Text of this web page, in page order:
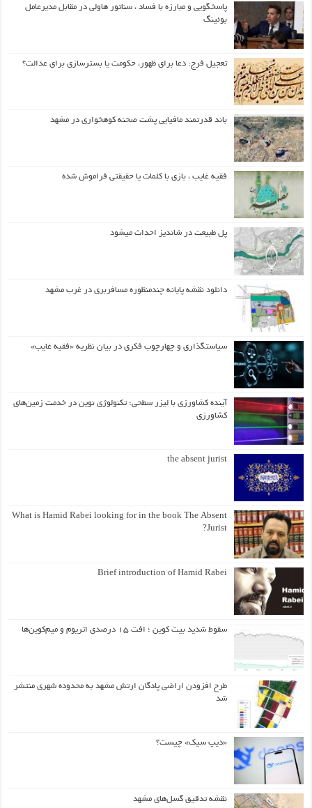
پاسخگویی و مبارزه با فساد ، سناتور هاولی در مقابل مدیرعامل
بوئینگ
تعجیل فرج: دعا برای ظهور، حکومت یا بسترسازی برای عدالت؟
باند قدرتمند مافیایی پشت صحنه کوهخواری در مشهد
فقیه غایب ، بازی با کلمات یا حقیقتی فراموش شده
پل طبیعت در شاندیز احداث میشود
دانلود نقشه پایانه چندمنظوره مسافربری در غرب مشهد
سیاستگذاری و چهارچوب فکری در بیان نظریه «فقیه غایب»
آینده کشاورزی با لیزر سطحی: تکنولوژی نوین در خدمت زمین‌های
کشاورزی
the absent jurist
What is Hamid Rabei looking for in the book The Absent
Jurist?
Brief introduction of Hamid Rabei
سقوط شدید بیت کوین ؛ افت ۱۵ درصدی اتریوم و میم‌کوین‌ها
طرح افزودن اراضی پادگان ارتش مشهد به محدوده شهری منتشر
شد
«دیپ سیک» چیست؟
نقشه تدقیق گسل‌های مشهد